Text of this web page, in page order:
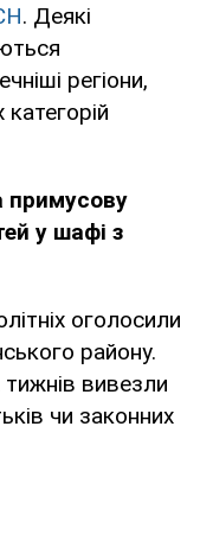
. Деякі
регіони,
примусову
у шафі з
оголосили
району.
тижнів вивезли
чи законних